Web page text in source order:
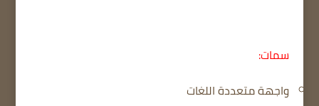
سمات:
واجهة متعددة اللغات